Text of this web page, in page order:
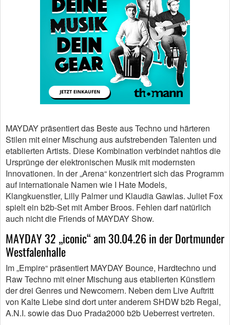
MAYDAY präsentiert das Beste aus Techno und härteren
Stilen mit einer Mischung aus aufstrebenden Talenten und
etablierten Artists. Diese Kombination verbindet nahtlos die
Ursprünge der elektronischen Musik mit modernsten
Innovationen. In der „Arena“ konzentriert sich das Programm
auf internationale Namen wie I Hate Models,
Klangkuenstler, Lilly Palmer und Klaudia Gawlas. Juliet Fox
spielt ein b2b-Set mit Amber Broos. Fehlen darf natürlich
auch nicht die Friends of MAYDAY Show.
MAYDAY 32 „iconic“ am 30.04.26 in der Dortmunder
Westfalenhalle
Im „Empire“ präsentiert MAYDAY Bounce, Hardtechno und
Raw Techno mit einer Mischung aus etablierten Künstlern
der drei Genres und Newcomern. Neben dem Live Auftritt
von Kalte Liebe sind dort unter anderem SHDW b2b Regal,
A.N.I. sowie das Duo Prada2000 b2b Ueberrest vertreten.